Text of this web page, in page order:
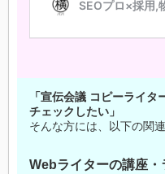
「宣伝会議 コピーライ
チェックしたい」
そんな方には、以下の関
Webライターの講座